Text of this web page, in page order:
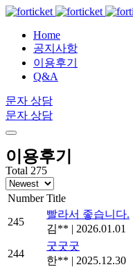
Home
공지사항
이용후기
Q&A
문자 상담
문자 상담
이용후기
Total 275
Number Title
245
빨라서 좋습니다.
김** | 2026.01.01
244
굿굿굿
한** | 2025.12.30